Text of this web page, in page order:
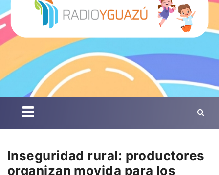
Inseguridad rural: productores
organizan movida para los